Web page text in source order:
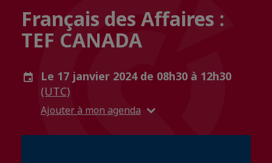
Français des Affaires :
TEF CANADA
Le 17 janvier 2024 de 08h30 à 12h30
(UTC)
Ajouter à mon agenda